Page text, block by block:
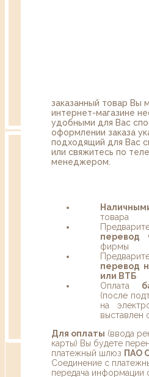
заказанный товар Вы
интернет-магазине
удобными для Вас
оформлении заказа
подходящий для Вас
или свяжитесь по
менеджером.
товара
перевод
фирмы
перевод
или ВТБ
Оплата
(после
на
выставлен
Для оплаты (ввода
карты) Вы будете
платежный шлюз ПАО
Соединение с
передача информации